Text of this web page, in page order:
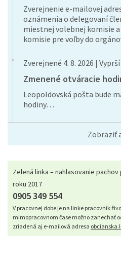
Zverejnenie e-mailovej
oznámenia o delegovaní
miestnej volebnej komisie
komisie pre voľby do
Zverejnené 4. 8. 2026 |
Zmenené otváracie
Leopoldovská pošta bude
hodiny…
Zobraziť
Zelená linka – nahlasovanie
roku 2017
0905 349 554
V pracovnej dobe je na linke pracovník
mimopracovnom čase možno zanechať
zriadená aj e-mailová adresa